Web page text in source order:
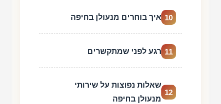
10 איך בוחרים מנעולן בחיפה
11 רגע לפני שמתקשרים
12
שאלות נפוצות על שירותי
מנעולן בחיפה